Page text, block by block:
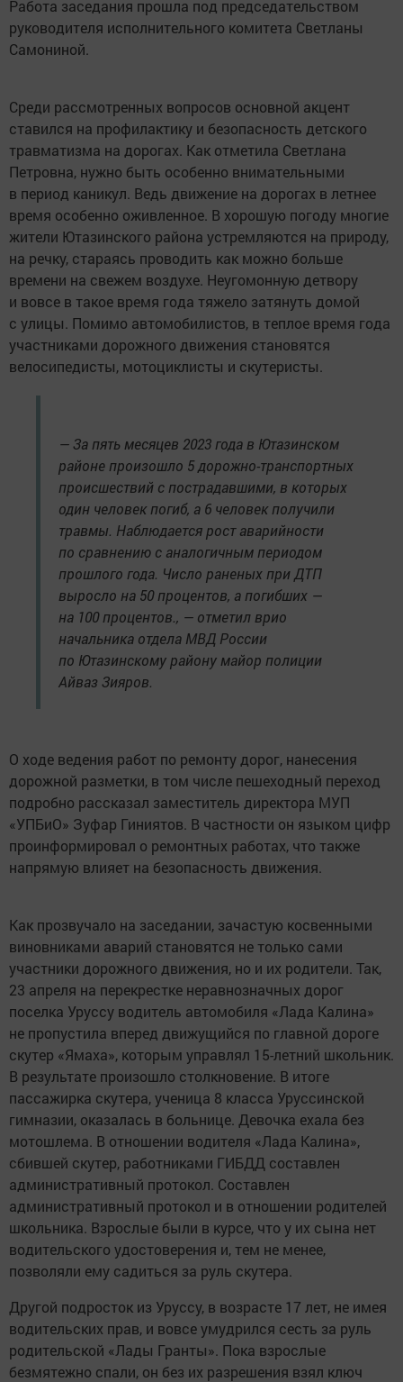
Работа заседания прошла под председательством
руководителя исполнительного комитета Светланы
Самониной.
Среди рассмотренных вопросов основной акцент
ставился на профилактику и безопасность детского
травматизма на дорогах. Как отметила Светлана
Петровна, нужно быть особенно внимательными
в период каникул. Ведь движение на дорогах в летнее
время особенно оживленное. В хорошую погоду многие
жители Ютазинского района устремляются на природу,
на речку, стараясь проводить как можно больше
времени на свежем воздухе. Неугомонную детвору
и вовсе в такое время года тяжело затянуть домой
с улицы. Помимо автомобилистов, в теплое время года
участниками дорожного движения становятся
велосипедисты, мотоциклисты и скутеристы.
— За пять месяцев 2023 года в Ютазинском
районе произошло 5 дорожно-транспортных
происшествий с пострадавшими, в которых
один человек погиб, а 6 человек получили
травмы. Наблюдается рост аварийности
по сравнению с аналогичным периодом
прошлого года. Число раненых при ДТП
выросло на 50 процентов, а погибших —
на 100 процентов., — отметил врио
начальника отдела МВД России
по Ютазинскому району майор полиции
Айваз Зияров.
О ходе ведения работ по ремонту дорог, нанесения
дорожной разметки, в том числе пешеходный переход
подробно рассказал заместитель директора МУП
«УПБиО» Зуфар Гиниятов. В частности он языком цифр
проинформировал о ремонтных работах, что также
напрямую влияет на безопасность движения.
Как прозвучало на заседании, зачастую косвенными
виновниками аварий становятся не только сами
участники дорожного движения, но и их родители. Так,
23 апреля на перекрестке неравнозначных дорог
поселка Уруссу водитель автомобиля «Лада Калина»
не пропустила вперед движущийся по главной дороге
скутер «Ямаха», которым управлял 15-летний школьник.
В результате произошло столкновение. В итоге
пассажирка скутера, ученица 8 класса Уруссинской
гимназии, оказалась в больнице. Девочка ехала без
мотошлема. В отношении водителя «Лада Калина»,
сбившей скутер, работниками ГИБДД составлен
административный протокол. Составлен
административный протокол и в отношении родителей
школьника. Взрослые были в курсе, что у их сына нет
водительского удостоверения и, тем не менее,
позволяли ему садиться за руль скутера.
Другой подросток из Уруссу, в возрасте 17 лет, не имея
водительских прав, и вовсе умудрился сесть за руль
родительской «Лады Гранты». Пока взрослые
безмятежно спали, он без их разрешения взял ключ